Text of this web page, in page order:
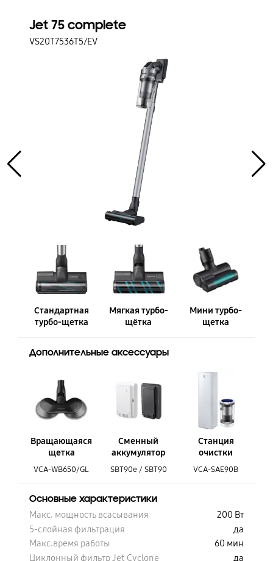
Jet 75 complete
VS20T7536T5/EV
Стандартная
турбо-щетка
Мягкая турбо-
щётка
Мини турбо-
щетка
Дополнительные аксессуары
Вращающаяся
щетка
VCA-WB650/GL
Сменный
аккумулятор
SBT90e / SBT90
Станция
очистки
VCA-SAE90B
Основные характеристики
Макс. мощность всасывания
200 Вт
5-слойная фильтрация
да
Макс.время работы
60 мин
Циклонный фильтр Jet Cyclone
да